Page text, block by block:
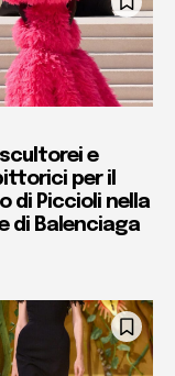
e
per il
di Piccioli nella
di Balenciaga